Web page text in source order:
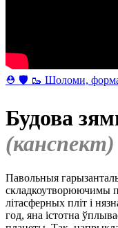
⛑ 🛡 🥾 Шоломи,
Будова
(канспект)
Павольныя
складкоутворюючимы
літасферных пліт і
год, яна істотна